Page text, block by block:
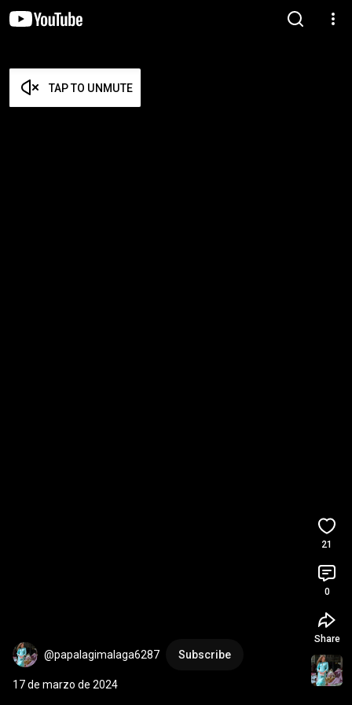
TAP TO UNMUTE
@papalagimalaga6287 Subscribe
17 de marzo de 2024
21
0
Share